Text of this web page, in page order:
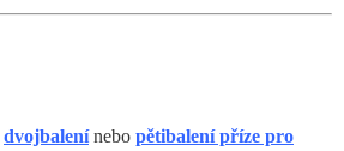
dvojbalenínebo pětibalení příze pro